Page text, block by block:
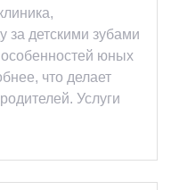
за детскими зубами
особенностей юных
что делает
Услуги